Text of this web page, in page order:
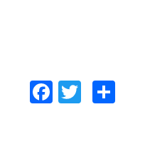
Facebook
Twitter